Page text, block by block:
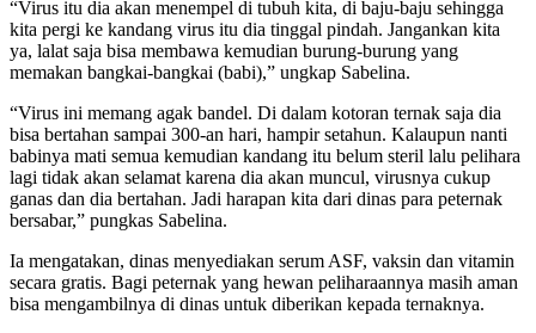
“Virus itu dia akan menempel di tubuh kita, di baju-baju sehingga
kita pergi ke kandang virus itu dia tinggal pindah. Jangankan kita
ya, lalat saja bisa membawa kemudian burung-burung yang
memakan bangkai-bangkai (babi),” ungkap Sabelina.
“Virus ini memang agak bandel. Di dalam kotoran ternak saja dia
bisa bertahan sampai 300-an hari, hampir setahun. Kalaupun nanti
babinya mati semua kemudian kandang itu belum steril lalu pelihara
lagi tidak akan selamat karena dia akan muncul, virusnya cukup
ganas dan dia bertahan. Jadi harapan kita dari dinas para peternak
bersabar,” pungkas Sabelina.
Ia mengatakan, dinas menyediakan serum ASF, vaksin dan vitamin
secara gratis. Bagi peternak yang hewan peliharaannya masih aman
bisa mengambilnya di dinas untuk diberikan kepada ternaknya.